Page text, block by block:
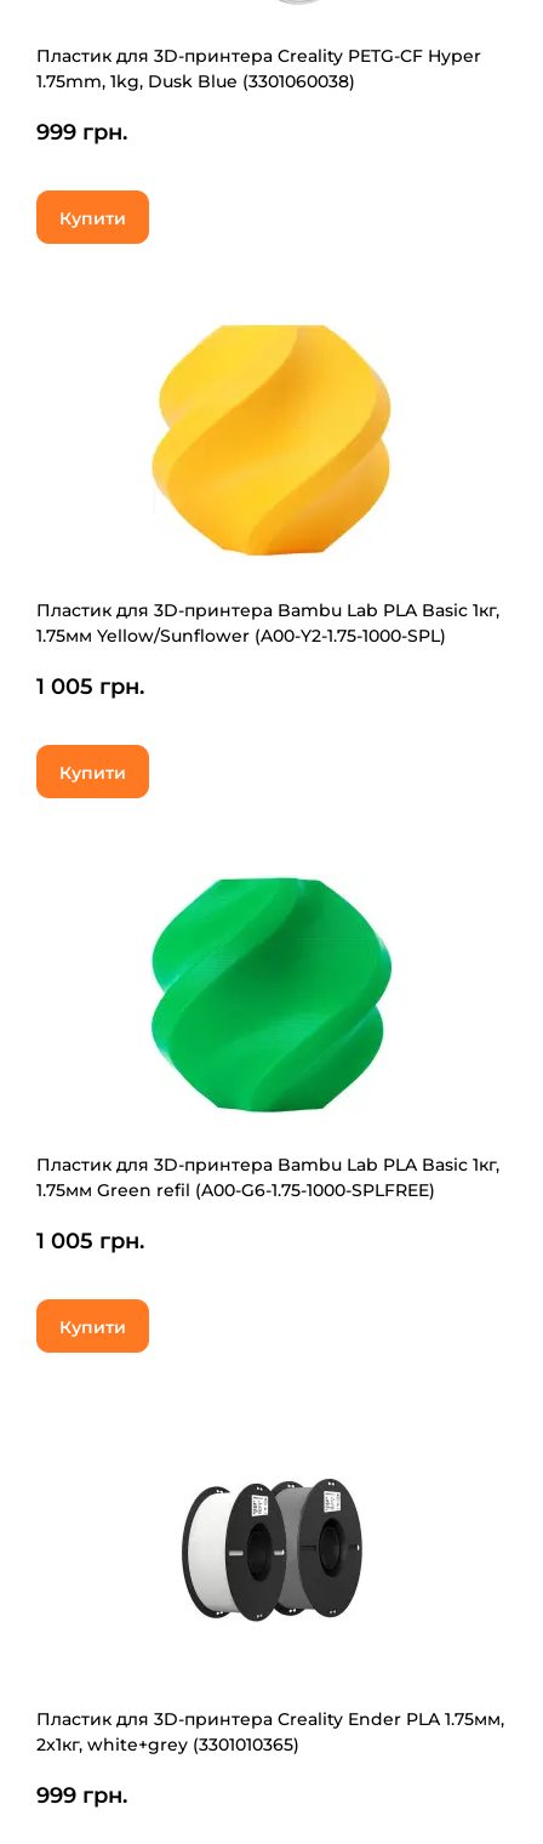
Пластик для 3D-принтера Creality PETG-CF Hyper
1.75mm, 1kg, Dusk Blue (3301060038)
999 грн.
Купити
Пластик для 3D-принтера Bambu Lab PLA Basic 1кг,
1.75мм Yellow/Sunflower (A00-Y2-1.75-1000-SPL)
1 005 грн.
Купити
Пластик для 3D-принтера Bambu Lab PLA Basic 1кг,
1.75мм Green refil (A00-G6-1.75-1000-SPLFREE)
1 005 грн.
Купити
Пластик для 3D-принтера Creality Ender PLA 1.75мм,
2x1кг, white+grey (3301010365)
999 грн.